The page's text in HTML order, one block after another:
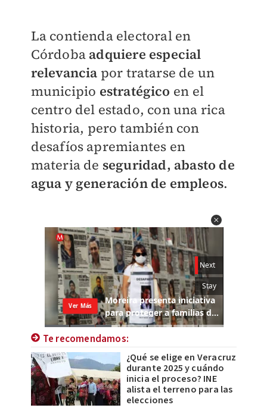
La contienda electoral en
Córdoba adquiere especial
relevancia por tratarse de un
municipio estratégico en el
centro del estado, con una rica
historia, pero también con
desafíos apremiantes en
materia de seguridad, abasto de
agua y generación de empleos.
Te recomendamos:
¿Qué se elige en Veracruz
durante 2025 y cuándo
inicia el proceso? INE
alista el terreno para las
elecciones